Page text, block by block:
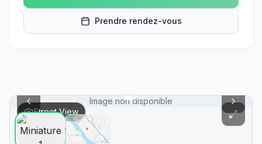
Prendre rendez-vous
Image non disponible
Street View